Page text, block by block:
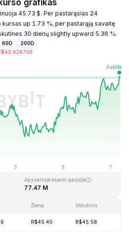
45.73 $. Per pastarąsias 24
kursas up 1.73 %, per pastarąją savaitę
30 dienų slightly upward 5.36 %.
60D
200D
43.926706
07, 09:24 GMT+0
Apyvartoje esanti pasiūla
77.47 M
Žema Vidutinis
R$45.40 R$45.58